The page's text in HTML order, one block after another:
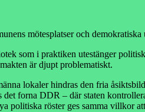
mötesplatser och demokratiska
som i praktiken utestänger
är djupt problematiskt.
lokaler hindras den fria
forna DDR – där staten
politiska röster ges samma villkor